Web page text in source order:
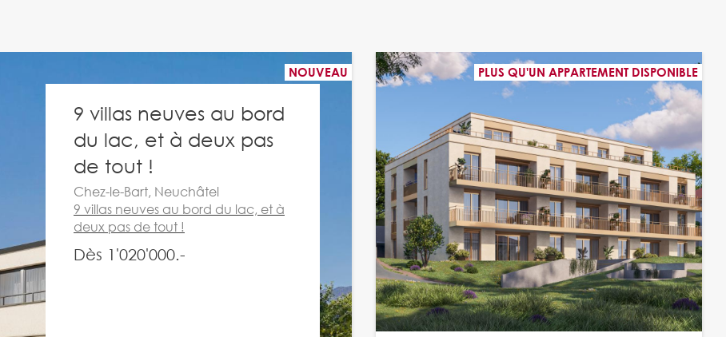
NOUVEAU
9 villas neuves au bord
du lac, et à deux pas
de tout !
Chez-le-Bart, Neuchâtel
9 villas neuves au bord du lac, et à
deux pas de tout !
Dès 1'020'000.-
PLUS QU'UN APPARTEMENT DISPONIBLE